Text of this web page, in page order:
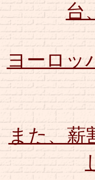
台
ヨーロッ
また、薪